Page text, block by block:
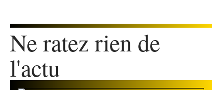
Ne ratez rien de
l'actu